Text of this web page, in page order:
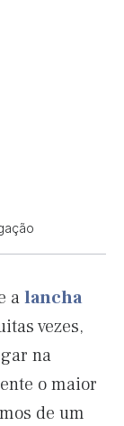
alancha
vezes,
na
o maior
de um